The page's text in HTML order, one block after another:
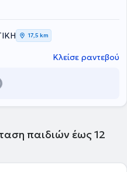
κάθε ανάγκη.
17,5 km
Κλείσε ραντεβού
παιδιών έως 12